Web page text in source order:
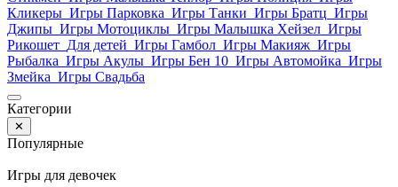
Кликеры Игры Парковка Игры Танки Игры Братц Игры
Джипы Игры Мотоциклы Игры Малышка Хейзел Игры
Рикошет Для детей Игры Гамбол Игры Макияж Игры
Рыбалка Игры Акулы Игры Бен 10 Игры Автомойка Игры
Змейка Игры Свадьба
Категории
✕
Популярные
Игры для девочек